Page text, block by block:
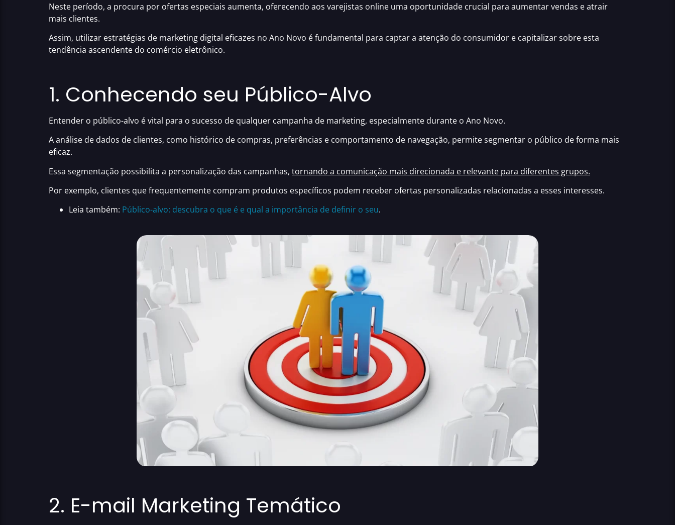
Neste período, a procura por ofertas especiais aumenta, oferecendo aos varejistas online uma oportunidade crucial para aumentar vendas e atrair
mais clientes.
Assim, utilizar estratégias de marketing digital eficazes no Ano Novo é fundamental para captar a atenção do consumidor e capitalizar sobre esta
tendência ascendente do comércio eletrônico.
1. Conhecendo seu Público-Alvo
Entender o público-alvo é vital para o sucesso de qualquer campanha de marketing, especialmente durante o Ano Novo.
A análise de dados de clientes, como histórico de compras, preferências e comportamento de navegação, permite segmentar o público de forma mais
eficaz.
Essa segmentação possibilita a personalização das campanhas, tornando a comunicação mais direcionada e relevante para diferentes grupos.
Por exemplo, clientes que frequentemente compram produtos específicos podem receber ofertas personalizadas relacionadas a esses interesses.
Leia também: Público-alvo: descubra o que é e qual a importância de definir o seu.
2. E-mail Marketing Temático